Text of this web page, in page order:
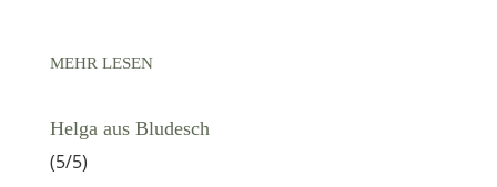
MEHR LESEN
Helga aus Bludesch
(5/5)